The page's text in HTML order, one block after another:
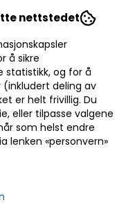
fra 700 kr
6 stk
6 stk
På lager
nettstedet
å sikre
statistikk, og for å
deling av
er helt frivillig. Du
eller tilpasse valgene
som helst endre
lenken «personvern»